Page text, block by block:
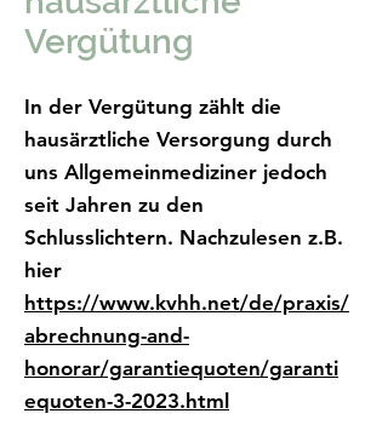
Vergütung
In der Vergütung zählt die
hausärztliche Versorgung durch
uns Allgemeinmediziner jedoch
seit Jahren zu den
Schlusslichtern. Nachzulesen z.B.
hier
https://www.kvhh.net/de/praxis/
abrechnung-and-
honorar/garantiequoten/garanti
equoten-3-2023.html